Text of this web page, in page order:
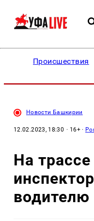
Происшествия
Новости Башкирии
12.02.2023, 18:30 · 16+ ·
На
водителю